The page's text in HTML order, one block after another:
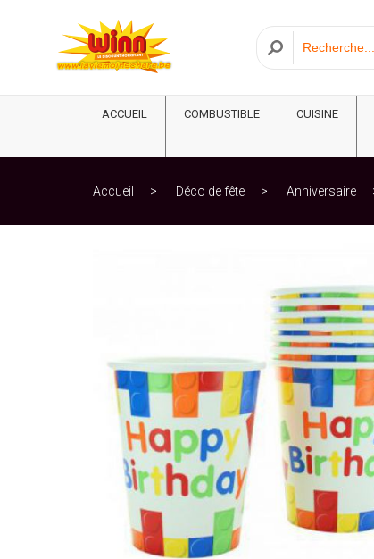
ACCUEIL COMBUSTIBLE CUISINE
Accueil Déco de fête Anniversaire